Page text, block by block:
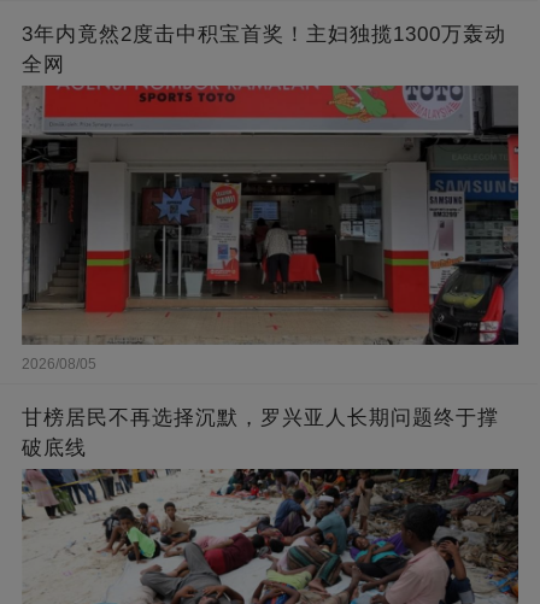
3年内竟然2度击中积宝首奖！主妇独揽1300万轰动
全网
2026/08/05
甘榜居民不再选择沉默，罗兴亚人长期问题终于撑
破底线